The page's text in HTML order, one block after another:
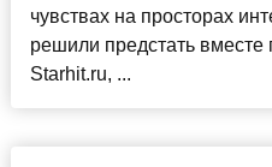
чувствах на просторах
решили предстать вместе
Starhit.ru, ...